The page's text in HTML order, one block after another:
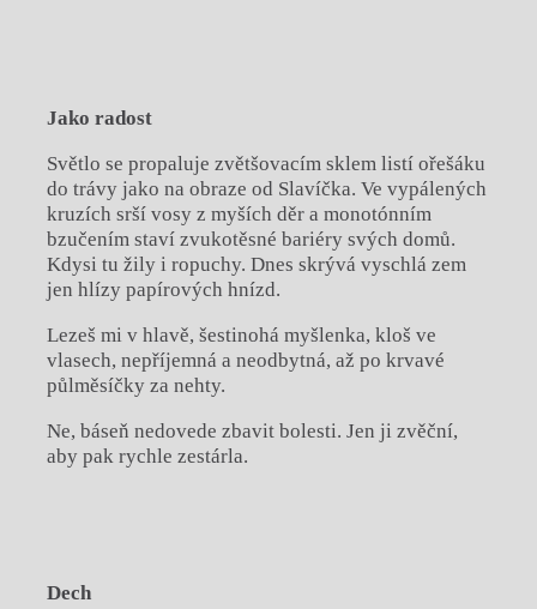
Jako radost
Světlo se propaluje zvětšovacím sklem listí ořešáku
do trávy jako na obraze od Slavíčka. Ve vypálených
kruzích srší vosy z myších děr a monotónním
bzučením staví zvukotěsné bariéry svých domů.
Kdysi tu žily i ropuchy. Dnes skrývá vyschlá zem
jen hlízy papírových hnízd.
Lezeš mi v hlavě, šestinohá myšlenka, kloš ve
vlasech, nepříjemná a neodbytná, až po krvavé
půlměsíčky za nehty.
Ne, báseň nedovede zbavit bolesti. Jen ji zvěční,
aby pak rychle zestárla.
Dech